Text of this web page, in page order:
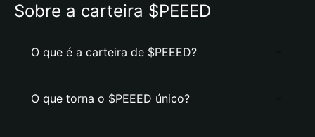
Sobre a carteira $PEEED
O que é a carteira de $PEEED?
O que torna o $PEEED único?